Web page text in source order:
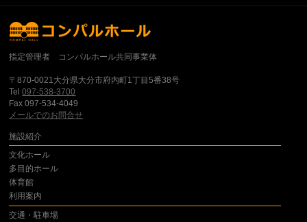
指定管理者 コンパルホール共同事業体
〒870-0021大分県大分市府内町1丁目5番38号
Tel097-538-3700
Fax 097-534-4049
メールでのお問合せ
施設紹介
文化ホール
多目的ホール
体育館
利用案内
交通・駐車場